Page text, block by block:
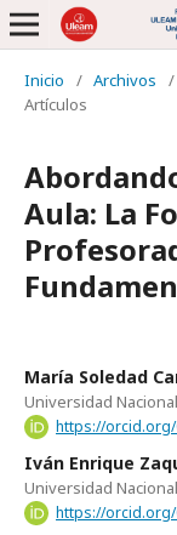
Inicio / Archivos /
Artículos
Aula: La
María Soledad
Universidad
https://orcid.org/
Iván Enrique
Universidad
https://orcid.org/